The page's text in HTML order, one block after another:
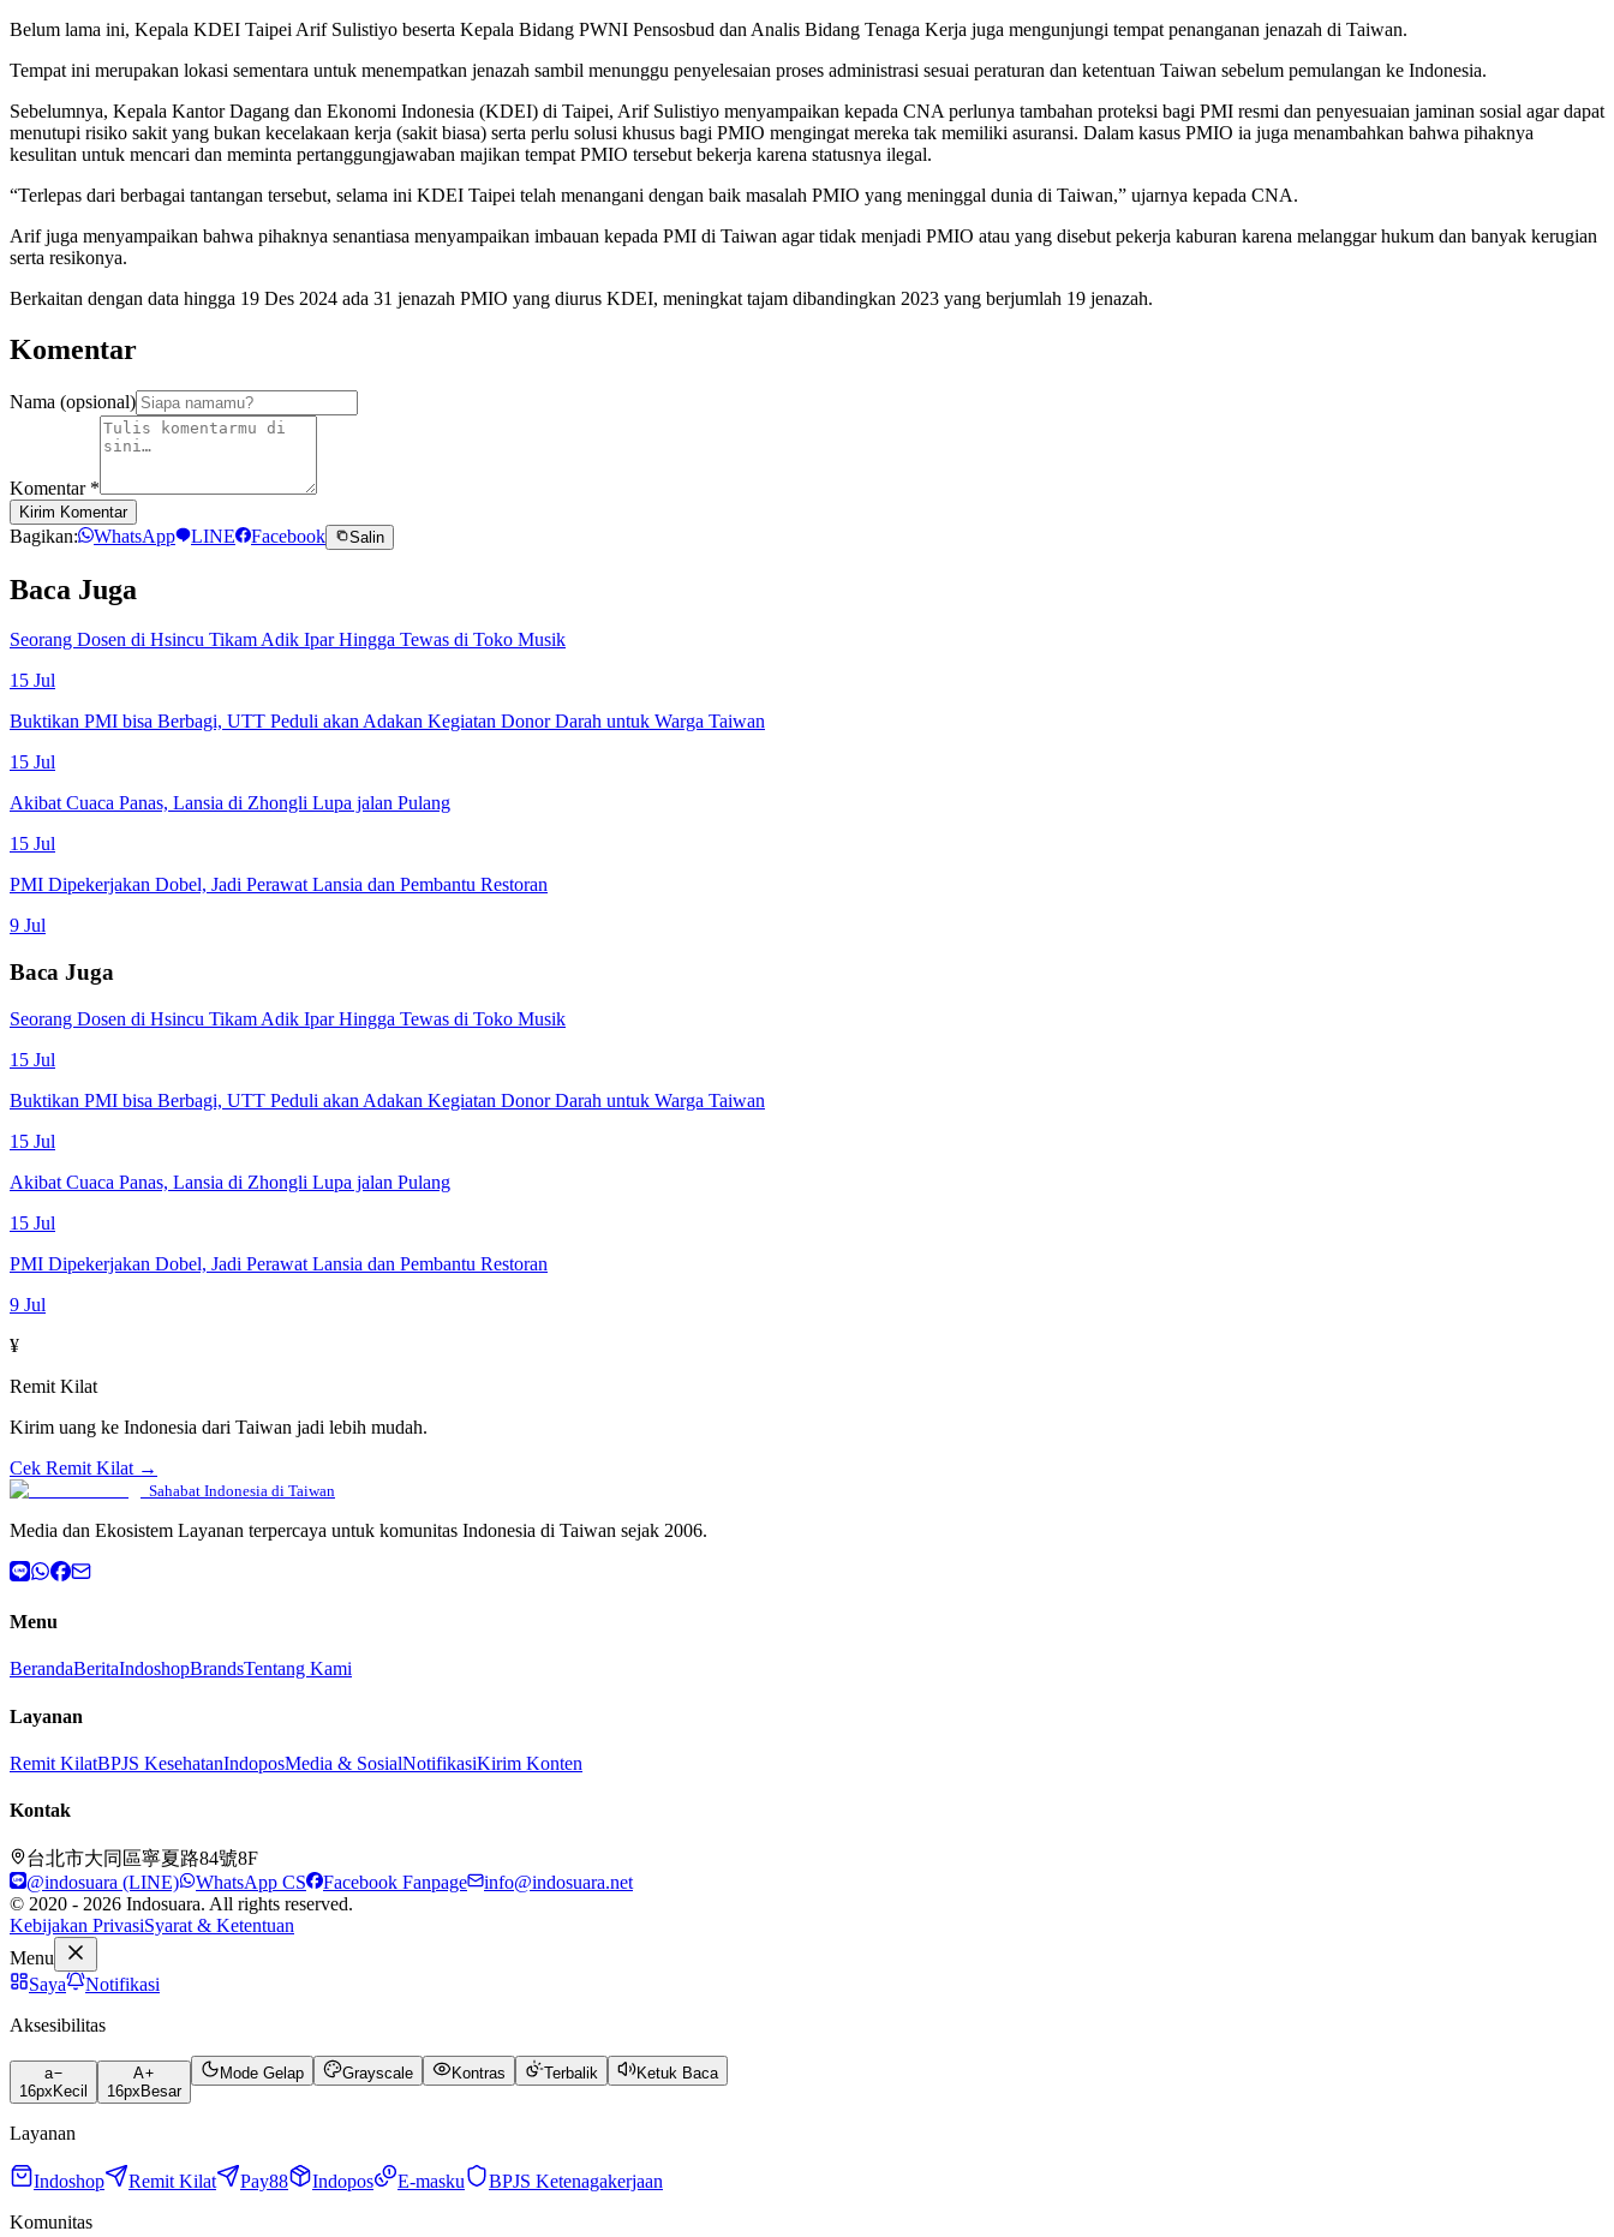
Belum lama ini, Kepala KDEI Taipei Arif Sulistiyo beserta Kepala Bidang PWNI Pensosbud dan Analis Bidang Tenaga Kerja juga mengunjungi tempat penanganan jenazah di Taiwan.
Tempat ini merupakan lokasi sementara untuk menempatkan jenazah sambil menunggu penyelesaian proses administrasi sesuai peraturan dan ketentuan Taiwan sebelum pemulangan ke Indonesia.
Sebelumnya, Kepala Kantor Dagang dan Ekonomi Indonesia (KDEI) di Taipei, Arif Sulistiyo menyampaikan kepada CNA perlunya tambahan proteksi bagi PMI resmi dan penyesuaian jaminan sosial agar dapat
menutupi risiko sakit yang bukan kecelakaan kerja (sakit biasa) serta perlu solusi khusus bagi PMIO mengingat mereka tak memiliki asuransi. Dalam kasus PMIO ia juga menambahkan bahwa pihaknya
kesulitan untuk mencari dan meminta pertanggungjawaban majikan tempat PMIO tersebut bekerja karena statusnya ilegal.
“Terlepas dari berbagai tantangan tersebut, selama ini KDEI Taipei telah menangani dengan baik masalah PMIO yang meninggal dunia di Taiwan,” ujarnya kepada CNA.
Arif juga menyampaikan bahwa pihaknya senantiasa menyampaikan imbauan kepada PMI di Taiwan agar tidak menjadi PMIO atau yang disebut pekerja kaburan karena melanggar hukum dan banyak kerugian
serta resikonya.
Berkaitan dengan data hingga 19 Des 2024 ada 31 jenazah PMIO yang diurus KDEI, meningkat tajam dibandingkan 2023 yang berjumlah 19 jenazah.
Komentar
Nama (opsional)
Komentar *
Kirim Komentar
Bagikan: WhatsApp LINE Facebook Salin
Baca Juga
Seorang Dosen di Hsincu Tikam Adik Ipar Hingga Tewas di Toko Musik
15 Jul
Buktikan PMI bisa Berbagi, UTT Peduli akan Adakan Kegiatan Donor Darah untuk Warga Taiwan
15 Jul
Akibat Cuaca Panas, Lansia di Zhongli Lupa jalan Pulang
15 Jul
PMI Dipekerjakan Dobel, Jadi Perawat Lansia dan Pembantu Restoran
9 Jul
Baca Juga
Seorang Dosen di Hsincu Tikam Adik Ipar Hingga Tewas di Toko Musik
15 Jul
Buktikan PMI bisa Berbagi, UTT Peduli akan Adakan Kegiatan Donor Darah untuk Warga Taiwan
15 Jul
Akibat Cuaca Panas, Lansia di Zhongli Lupa jalan Pulang
15 Jul
PMI Dipekerjakan Dobel, Jadi Perawat Lansia dan Pembantu Restoran
9 Jul
¥
Remit Kilat
Kirim uang ke Indonesia dari Taiwan jadi lebih mudah.
Cek Remit Kilat →
Sahabat Indonesia di Taiwan
Media dan Ekosistem Layanan terpercaya untuk komunitas Indonesia di Taiwan sejak 2006.
Menu
BerandaBeritaIndoshopBrandsTentang Kami
Layanan
Remit KilatBPJS KesehatanIndoposMedia & SosialNotifikasiKirim Konten
Kontak
台北市大同區寧夏路84號8F
@indosuara (LINE)
WhatsApp CS Facebook Fanpage
info@indosuara.net
© 2020 - 2026 Indosuara. All rights reserved.
Kebijakan PrivasiSyarat & Ketentuan
Menu
Saya
Notifikasi
Aksesibilitas
a
16px Kecil
A
16px Besar
Mode Gelap Grayscale Kontras Terbalik Ketuk Baca
Layanan
Indoshop Remit Kilat Pay88 Indopos E-masku
BPJS Ketenagakerjaan
Komunitas